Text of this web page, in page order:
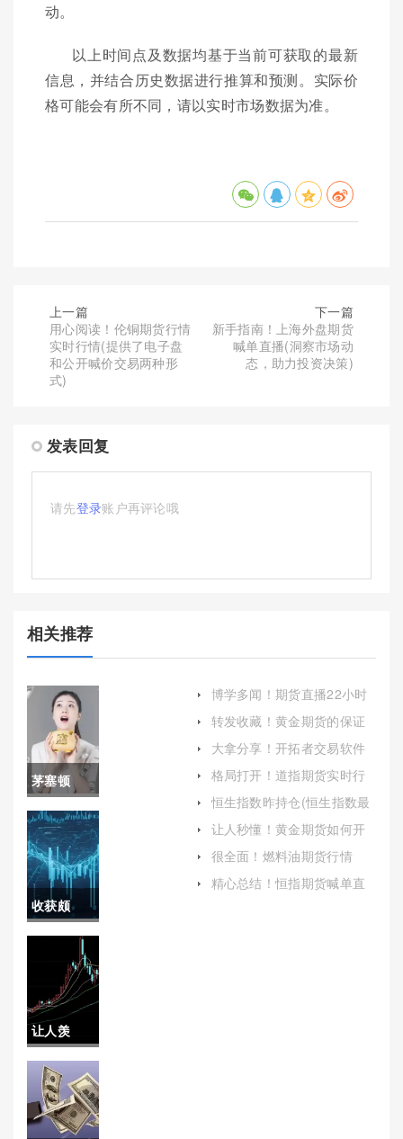
动。
以上时间点及数据均基于当前可获取的最新
信息，并结合历史数据进行推算和预测。实际价
格可能会有所不同，请以实时市场数据为准。
上一篇
用心阅读！伦铜期货行情
实时行情(提供了电子盘
和公开喊价交易两种形
式)
下一篇
新手指南！上海外盘期货
喊单直播(洞察市场动
态，助力投资决策)
发表回复
请先登录账户再评论哦
相关推荐
茅塞顿
开！期货
手续费(投
资者不可
忽视的成
收获颇
丰！期货
白银保证
金(期货保
证金一览
表)
让人羡
慕！铝期
货行情实
时行情
博学多闻！期货直播22小时
喊单：全天候投资指导的利
与弊
转发收藏！黄金期货的保证
金(外盘期货黄金一手保证金
多少钱)
大拿分享！开拓者交易软件
(开拓者交易软件安装步骤)
格局打开！道指期货实时行
情手续费（深入解析道指期
货手续费及其影响因素）
恒生指数昨持仓(恒生指数最
新持仓)
让人秒懂！黄金期货如何开
户（以便及时调整交易策
略）
很全面！燃料油期货行情
（充分了解市场风险并采取
相应的风险管理措施）
精心总结！恒指期货喊单直